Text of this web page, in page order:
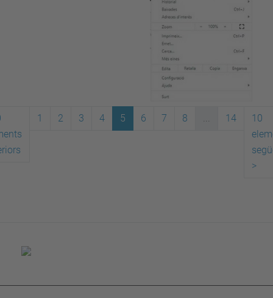
1 2 3 4 5 6 7 8 ... 14
10
>